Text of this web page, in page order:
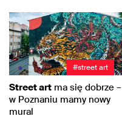
#street art
Street art ma się dobrze –
w Poznaniu mamy nowy
mural